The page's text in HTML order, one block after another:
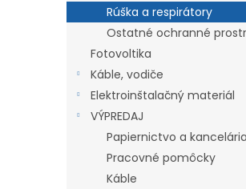
Rúška a respirátory
Ostatné ochranné
Fotovoltika
Káble, vodiče
Elektroinštalačný materiál
VÝPREDAJ
Papiernictvo a kancelária
Pracovné pomôcky
Káble